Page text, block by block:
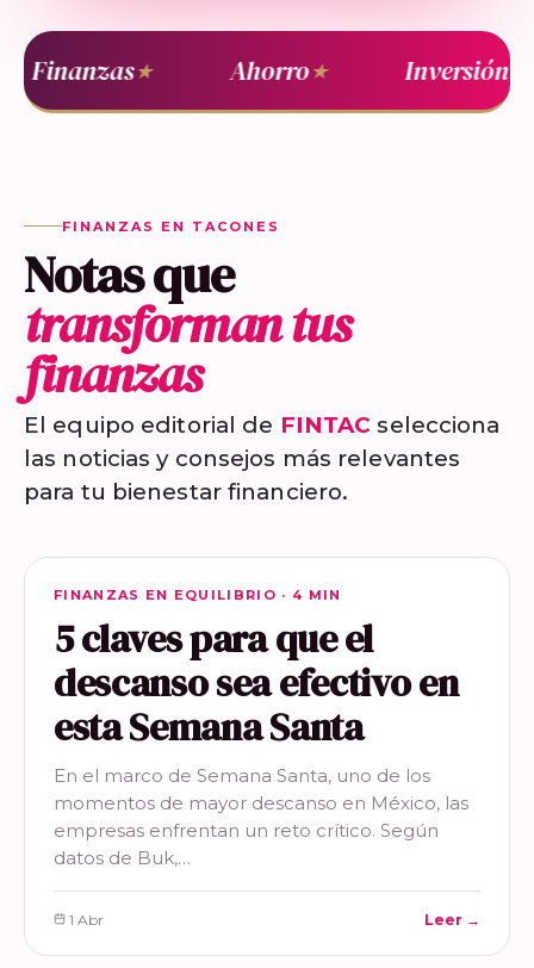
Finanzas★ Ahorro★ Inversión★
FINANZAS EN TACONES
Notas que
transforman tus
finanzas
El equipo editorial de FINTAC selecciona
las noticias y consejos más relevantes
para tu bienestar financiero.
FINANZAS EN EQUILIBRIO
FINANZAS EN EQUILIBRIO · 4 MIN
5 claves para que el
descanso sea efectivo en
esta Semana Santa
En el marco de Semana Santa, uno de los
momentos de mayor descanso en México, las
empresas enfrentan un reto crítico. Según
datos de Buk,…
1 Abr Leer →